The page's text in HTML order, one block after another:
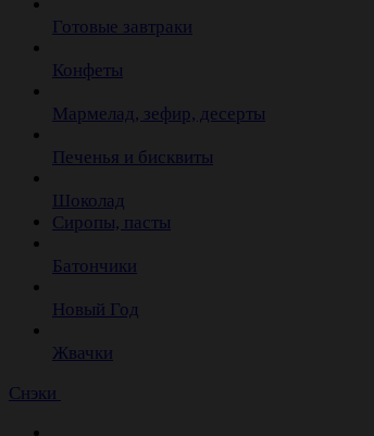
Готовые завтраки
Конфеты
Мармелад, зефир, десерты
Печенья и бисквиты
Шоколад
Сиропы, пасты
Батончики
Новый Год
Жвачки
Снэки